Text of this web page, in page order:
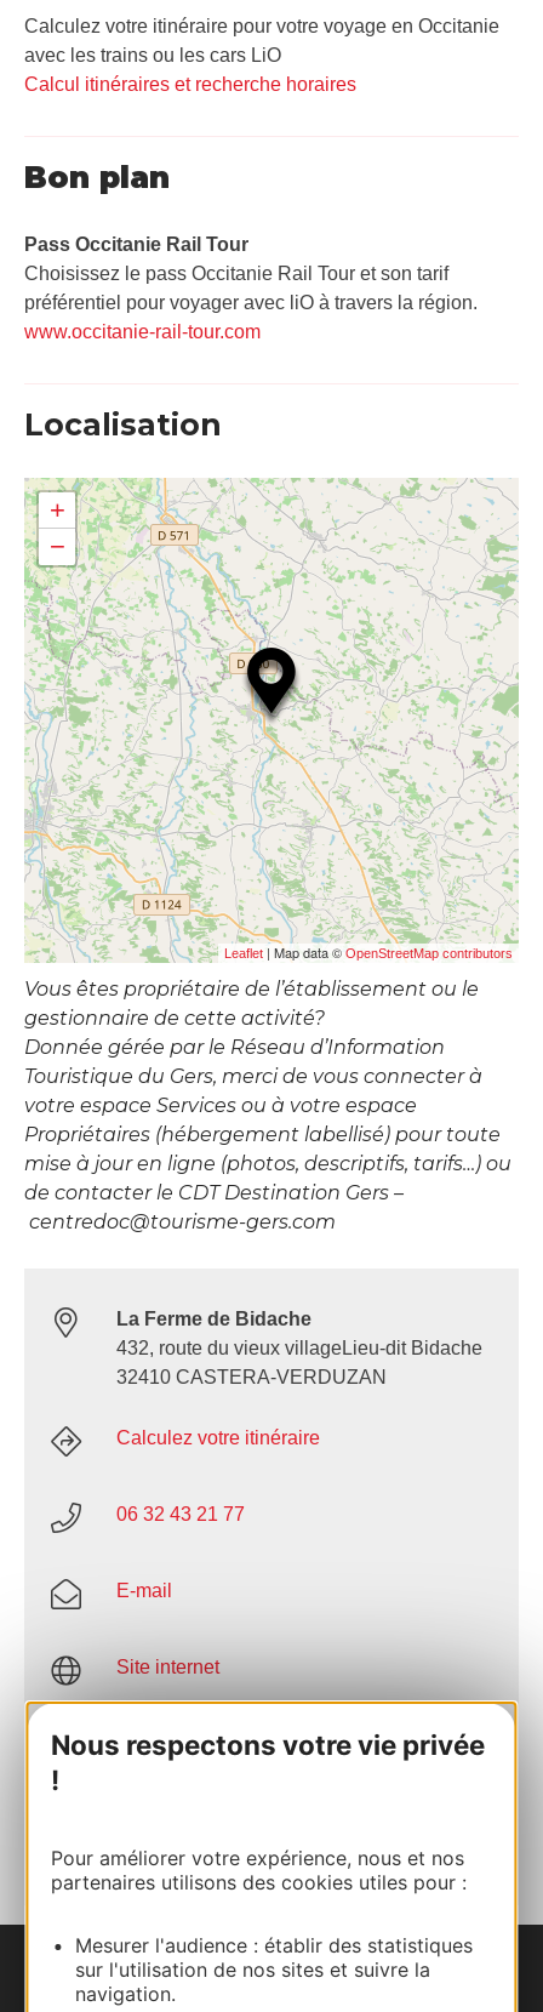
Nous respectons votre vie privée
!
Pour améliorer votre expérience, nous et nos
partenaires utilisons des cookies utiles pour :
Mesurer l'audience : établir des statistiques
sur l'utilisation de nos sites et suivre la
navigation.
Calculez votre itinéraire pour votre voyage en Occitanie
avec les trains ou les cars LiO
Calcul itinéraires et recherche horaires
Bon plan
Pass Occitanie Rail Tour​
Choisissez le pass Occitanie Rail Tour et son tarif
préférentiel pour voyager avec liO à travers la région.
www.occitanie-rail-tour.com
Localisation
+
−
Leaflet | Map data © OpenStreetMap contributors
Vous êtes propriétaire de l’établissement ou le
gestionnaire de cette activité?
Donnée gérée par le Réseau d’Information
Touristique du Gers, merci de vous connecter à
votre espace Services ou à votre espace
Propriétaires (hébergement labellisé) pour toute
mise à jour en ligne (photos, descriptifs, tarifs…) ou
de contacter le CDT Destination Gers –
centredoc@tourisme-gers.com
La Ferme de Bidache
432, route du vieux villageLieu-dit Bidache
32410 CASTERA-VERDUZAN
Calculez votre itinéraire
06 32 43 21 77
E-mail
Site internet
Facebook
Nous contacter